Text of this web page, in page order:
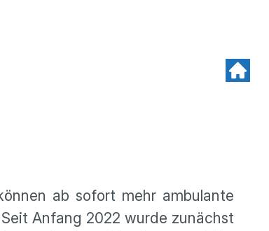
ab sofort mehr ambulante
Anfang 2022 wurde zunächst